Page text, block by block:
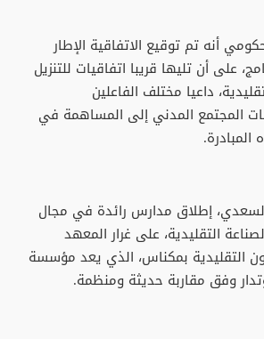
أنه تم توقيع الاتفاقية الإطار
على أن تليها قريبا اتفاقيات للتنزيل
داعيا مختلف الفاعلين
المجتمع المدني إلى المساهمة في
إطلاق مدارس رائدة في مجال
التقليدية، على غرار المعهد
التقليدية بمكناس، الذي يعد مؤسسة
وفق مقاربة حديثة ومنظمة.